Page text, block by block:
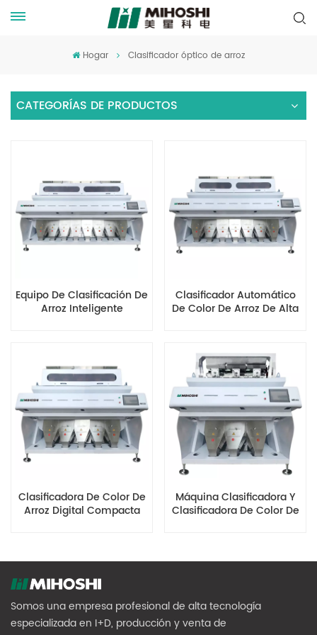
Hogar Clasificador óptico de arroz
CATEGORÍAS DE PRODUCTOS
Equipo De Clasificación De
Arroz Inteligente
Clasificador Automático
De Color De Arroz De Alta
Clasificadora De Color De
Arroz Digital Compacta
Máquina Clasificadora Y
Clasificadora De Color De
Somos una empresa profesional de alta tecnología
especializada en I+D, producción y venta de